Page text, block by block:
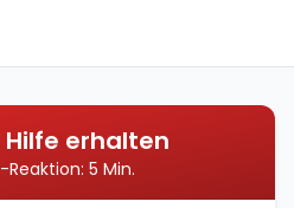
erhalten
5 Min.